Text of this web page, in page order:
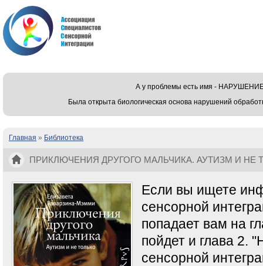
А у проблемы есть имя -
Была открыта биологическая основа нарушений
Вы здесь
Главная » Библиотека
ПРИКЛЮЧЕНИЯ ДРУГОГО МАЛЬЧИКА. АУТИЗМ И НЕ
Если вы ищете
сенсорной
попадает вам на
пойдет и глава 2.
сенсорной